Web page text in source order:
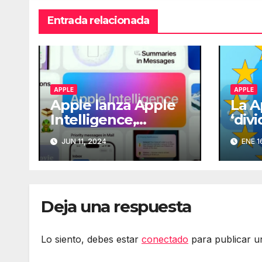
Entrada relacionada
APPLE
Apple lanza Apple
Intelligence,
integrando
ChatGPT en Siri
JUN 11, 2024
APPLE
La
en
ENE
Deja una respuesta
Lo siento, debes estar conectado para publicar